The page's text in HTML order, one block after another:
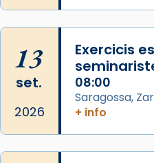
comitè organitzador
del Sant Pare Lleó
col·laboradors, a la
L’arquebisbe de
13
set.
2026
Exercicis
08:00
Saragossa,
+ info